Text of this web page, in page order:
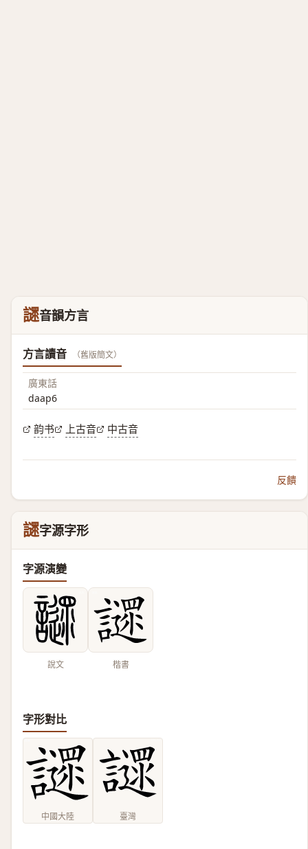
䜚音韻方言
方言讀音 （舊版簡文）
廣東話
daap6
韵书 上古音 中古音
反饋
䜚字源字形
字源演變
說文 楷書
字形對比
中國大陸 臺灣